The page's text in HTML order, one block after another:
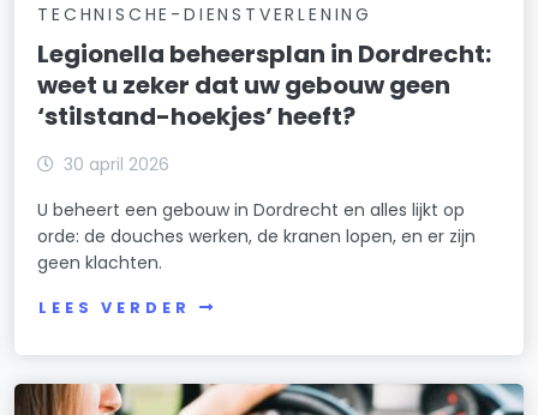
TECHNISCHE-DIENSTVERLENING
Legionella beheersplan in Dordrecht:
weet u zeker dat uw gebouw geen
‘stilstand-hoekjes’ heeft?
30 april 2026
U beheert een gebouw in Dordrecht en alles lijkt op
orde: de douches werken, de kranen lopen, en er zijn
geen klachten.
LEES VERDER